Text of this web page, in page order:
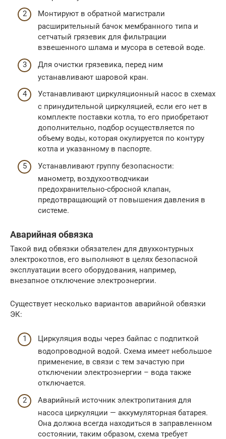
Монтируют в обратной магистрали
расширительный бачок мембранного типа и
сетчатый грязевик для фильтрации
взвешенного шлама и мусора в сетевой воде.
Для очистки грязевика, перед ним
устанавливают шаровой кран.
Устанавливают циркуляционный насос в схемах
с принудительной циркуляцией, если его нет в
комплекте поставки котла, то его приобретают
дополнительно, подбор осуществляется по
объему воды, которая окулируется по контуру
котла и указанному в паспорте.
Устанавливают группу безопасности:
манометр, воздухоотводчикаи
предохранительно-сбросной клапан,
предотвращающий от повышения давления в
системе.
Аварийная обвязка
Такой вид обвязки обязателен для двухконтурных
электрокотлов, его выполняют в целях безопасной
эксплуатации всего оборудования, например,
внезапное отключение электроэнергии.
Существует несколько вариантов аварийной обвязки
ЭК:
Циркуляция воды через байпас с подпиткой
водопроводной водой. Схема имеет небольшое
применение, в связи с тем зачастую при
отключении электроэнергии – вода также
отключается.
Аварийный источник электропитания для
насоса циркуляции — аккумуляторная батарея.
Она должна всегда находиться в заправленном
состоянии, таким образом, схема требует